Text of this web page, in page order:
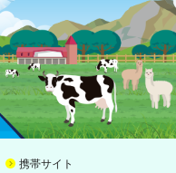
携帯サイト